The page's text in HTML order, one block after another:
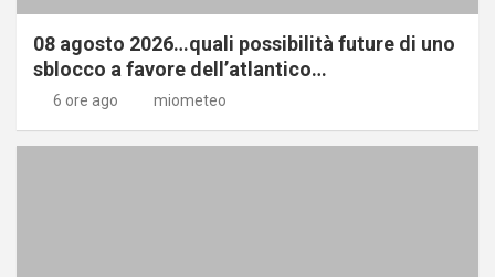
08 agosto 2026…quali possibilità future di uno
sblocco a favore dell’atlantico…
6 ore ago miometeo